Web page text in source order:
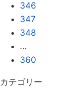
346
347
348
…
360
カテゴリー